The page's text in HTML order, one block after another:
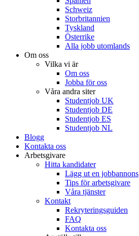
Schweiz
Storbritannien
Tyskland
Österrike
Alla jobb utomlands
Om oss
Vilka vi är
Om oss
Jobba för oss
Våra andra siter
Studentjob UK
Studentjob DE
Studentjob ES
Studentjob NL
Blogg
Kontakta oss
Arbetsgivare
Hitta kandidater
Lägg ut en jobbannons
Tips för arbetsgivare
Våra tjänster
Kontakt
Rekryteringsguiden
FAQ
Kontakta oss